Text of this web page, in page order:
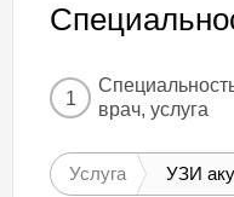
1
врач, услуга
Услуга УЗИ